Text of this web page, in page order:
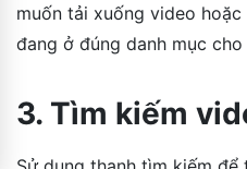
muốn tải xuống video
đang ở đúng danh mục
3. Tìm kiếm